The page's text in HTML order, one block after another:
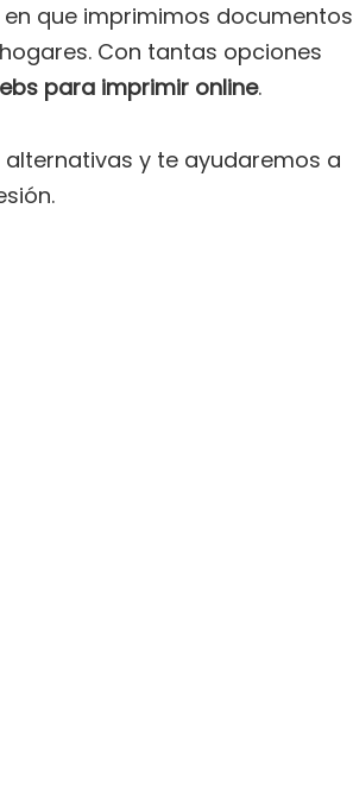
que imprimimos
Con tantas opciones
para imprimir online.
y te ayudaremos a